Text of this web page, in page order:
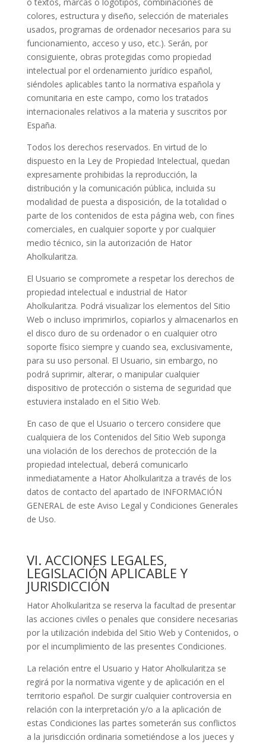
colores, estructura y diseño, selección de materiales
usados, programas de ordenador necesarios para su
funcionamiento, acceso y uso, etc.). Serán, por
consiguiente, obras protegidas como propiedad
intelectual por el ordenamiento jurídico español,
siéndoles aplicables tanto la normativa española y
comunitaria en este campo, como los tratados
internacionales relativos a la materia y suscritos por
España.
Todos los derechos reservados. En virtud de lo
dispuesto en la Ley de Propiedad Intelectual, quedan
expresamente prohibidas la reproducción, la
distribución y la comunicación pública, incluida su
modalidad de puesta a disposición, de la totalidad o
parte de los contenidos de esta página web, con fines
comerciales, en cualquier soporte y por cualquier
medio técnico, sin la autorización de Hator
Aholkularitza.
El Usuario se compromete a respetar los derechos de
propiedad intelectual e industrial de Hator
Aholkularitza. Podrá visualizar los elementos del Sitio
Web o incluso imprimirlos, copiarlos y almacenarlos en
el disco duro de su ordenador o en cualquier otro
soporte físico siempre y cuando sea, exclusivamente,
para su uso personal. El Usuario, sin embargo, no
podrá suprimir, alterar, o manipular cualquier
dispositivo de protección o sistema de seguridad que
estuviera instalado en el Sitio Web.
En caso de que el Usuario o tercero considere que
cualquiera de los Contenidos del Sitio Web suponga
una violación de los derechos de protección de la
propiedad intelectual, deberá comunicarlo
inmediatamente a Hator Aholkularitza a través de los
datos de contacto del apartado de INFORMACIÓN
GENERAL de este Aviso Legal y Condiciones Generales
de Uso.
VI. ACCIONES LEGALES,
LEGISLACIÓN APLICABLE Y
JURISDICCIÓN
Hator Aholkularitza se reserva la facultad de presentar
las acciones civiles o penales que considere necesarias
por la utilización indebida del Sitio Web y Contenidos, o
por el incumplimiento de las presentes Condiciones.
La relación entre el Usuario y Hator Aholkularitza se
regirá por la normativa vigente y de aplicación en el
territorio español. De surgir cualquier controversia en
relación con la interpretación y/o a la aplicación de
estas Condiciones las partes someterán sus conflictos
a la jurisdicción ordinaria sometiéndose a los jueces y